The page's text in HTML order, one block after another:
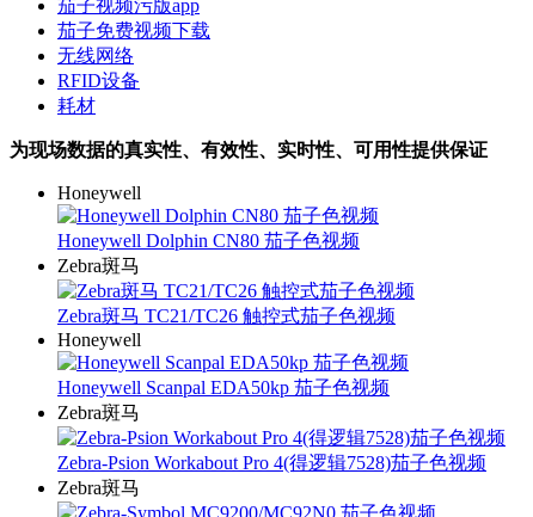
茄子视频污版app
茄子免费视频下载
无线网络
RFID设备
耗材
为现场数据的真实性、有效性、实时性、可用性提供保证
Honeywell
Honeywell Dolphin CN80 茄子色视频
Zebra斑马
Zebra斑马 TC21/TC26 触控式茄子色视频
Honeywell
Honeywell Scanpal EDA50kp 茄子色视频
Zebra斑马
Zebra-Psion Workabout Pro 4(得逻辑7528)茄子色视频
Zebra斑马